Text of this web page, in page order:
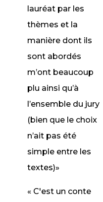
lauréat par les
thèmes et la
manière dont ils
sont abordés
m’ont beaucoup
plu ainsi qu’à
l’ensemble du jury
(bien que le choix
n’ait pas été
simple entre les
textes)»
« C'est un conte